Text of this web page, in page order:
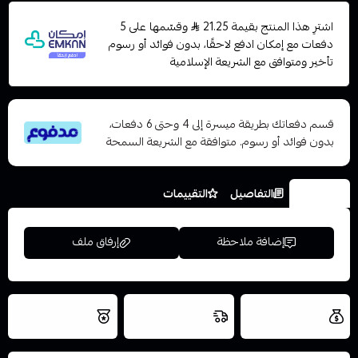
اشترِ هذا المنتج بقيمة 21.25
وقسّمها على 5
دفعات مع إمكان ادفع لاحقًا، بدون فوائد أو رسوم
تأخير ومتوافق مع الشريعة الإسلامية
قسم دفعاتك بطريقة ميسرة إلى 4 وحتى 6 دفعات،
بدون فوائد أو رسوم. متوافقة مع الشريعة السمحة
التفاصيل التقييمات
إضافة ملاحظة إرفاق ملف
اسحب و افلت الملف هنا
استعراض
نتميز بلجودة